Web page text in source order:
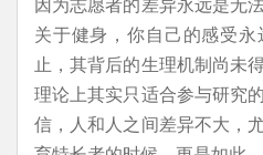
关于健身，你自己的感受
止，其背后的生理机制尚未
理论上其实只适合参与研究
信，人和人之间差异不大，